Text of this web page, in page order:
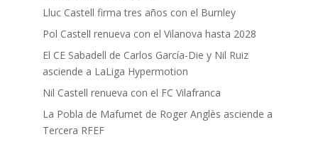
Lluc Castell firma tres años con el Burnley
Pol Castell renueva con el Vilanova hasta 2028
El CE Sabadell de Carlos García-Die y Nil Ruiz
asciende a LaLiga Hypermotion
Nil Castell renueva con el FC Vilafranca
La Pobla de Mafumet de Roger Anglès asciende a
Tercera RFEF